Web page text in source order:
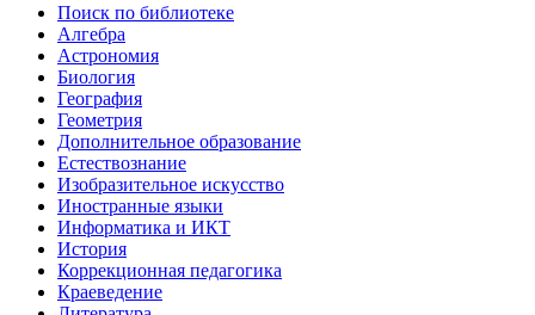
Поиск по библиотеке
Алгебра
Астрономия
Биология
География
Геометрия
Дополнительное образование
Естествознание
Изобразительное искусство
Иностранные языки
Информатика и ИКТ
История
Коррекционная педагогика
Краеведение